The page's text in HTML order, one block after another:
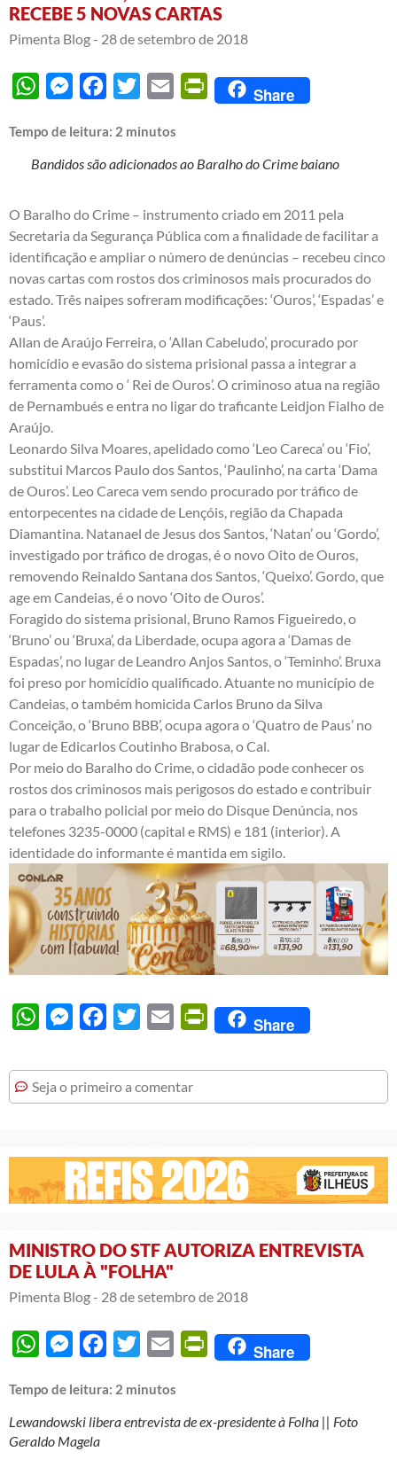
RECEBE 5 NOVAS CARTAS
Pimenta Blog - 28 de setembro de 2018
WhatsAppMessengerFacebook
Twitter Email PrintFriendly
Share
Tempo de leitura: 2 minutos
Bandidos são adicionados ao Baralho do Crime baiano
O Baralho do Crime – instrumento criado em 2011 pela
Secretaria da Segurança Pública com a finalidade de facilitar a
identificação e ampliar o número de denúncias – recebeu cinco
novas cartas com rostos dos criminosos mais procurados do
estado. Três naipes sofreram modificações: ‘Ouros’, ‘Espadas’ e
‘Paus’.
Allan de Araújo Ferreira, o ‘Allan Cabeludo’, procurado por
homicídio e evasão do sistema prisional passa a integrar a
ferramenta como o ‘ Rei de Ouros’. O criminoso atua na região
de Pernambués e entra no ligar do traficante Leidjon Fialho de
Araújo.
Leonardo Silva Moares, apelidado como ‘Leo Careca’ ou ‘Fio’,
substitui Marcos Paulo dos Santos, ‘Paulinho’, na carta ‘Dama
de Ouros’. Leo Careca vem sendo procurado por tráfico de
entorpecentes na cidade de Lençóis, região da Chapada
Diamantina. Natanael de Jesus dos Santos, ‘Natan’ ou ‘Gordo’,
investigado por tráfico de drogas, é o novo Oito de Ouros,
removendo Reinaldo Santana dos Santos, ‘Queixo’. Gordo, que
age em Candeias, é o novo ‘Oito de Ouros’.
Foragido do sistema prisional, Bruno Ramos Figueiredo, o
‘Bruno’ ou ‘Bruxa’, da Liberdade, ocupa agora a ‘Damas de
Espadas’, no lugar de Leandro Anjos Santos, o ‘Teminho’. Bruxa
foi preso por homicídio qualificado. Atuante no município de
Candeias, o também homicida Carlos Bruno da Silva
Conceição, o ‘Bruno BBB’, ocupa agora o ‘Quatro de Paus’ no
lugar de Edicarlos Coutinho Brabosa, o Cal.
Por meio do Baralho do Crime, o cidadão pode conhecer os
rostos dos criminosos mais perigosos do estado e contribuir
para o trabalho policial por meio do Disque Denúncia, nos
telefones 3235-0000 (capital e RMS) e 181 (interior). A
identidade do informante é mantida em sigilo.
WhatsAppMessengerFacebook
Twitter Email PrintFriendly
Share
Seja o primeiro a comentar
MINISTRO DO STF AUTORIZA ENTREVISTA
DE LULA À "FOLHA"
Pimenta Blog - 28 de setembro de 2018
WhatsAppMessengerFacebook
Twitter Email PrintFriendly
Share
Tempo de leitura: 2 minutos
Lewandowski libera entrevista de ex-presidente à Folha || Foto
Geraldo Magela